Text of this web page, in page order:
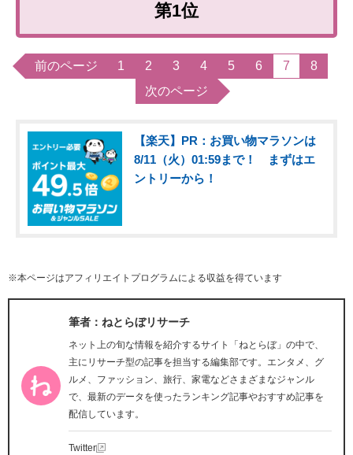
第1位
前のページ 1 2 3 4 5 6 7
8
次のページ
【楽天】PR：お買い物マラソンは
8/11（火）01:59まで！ まずはエ
ントリーから！
※本ページはアフィリエイトプログラムによる収益を得ています
筆者：ねとらぼリサーチ
ネット上の旬な情報を紹介するサイト「ねとらぼ」の中で、
主にリサーチ型の記事を担当する編集部です。エンタメ、グ
ルメ、ファッション、旅行、家電などさまざまなジャンル
で、最新のデータを使ったランキング記事やおすすめ記事を
配信しています。
Twitter